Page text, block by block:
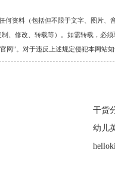
何资料（包括但不限于文字、图片
、修改、转载等）。如需转载，必
网”。对于违反上述规定侵犯本网站
干货
幼儿